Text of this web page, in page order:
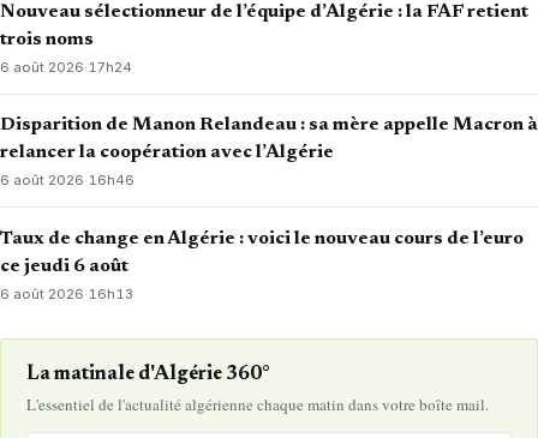
Nouveau sélectionneur de l’équipe d’Algérie : la FAF retient
trois noms
6 août 2026· 17h24
Disparition de Manon Relandeau : sa mère appelle Macron à
relancer la coopération avec l’Algérie
6 août 2026·16h46
Taux de change en Algérie : voici le nouveau cours de l’euro
ce jeudi 6 août
6 août 2026· 16h13
La matinale d'Algérie 360°
L'essentiel de l'actualité algérienne chaque matin dans votre boîte mail.